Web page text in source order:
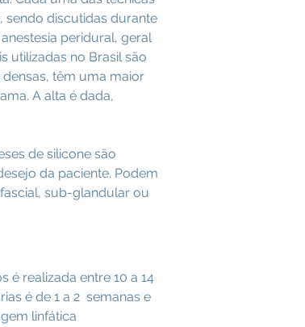
sendo discutidas durante
peridural, geral
utilizadas no Brasil são
têm uma maior
A alta é dada,
de silicone são
da paciente. Podem
sub-glandular ou
é realizada entre 10 a 14
é de 1 a 2 semanas e
linfática